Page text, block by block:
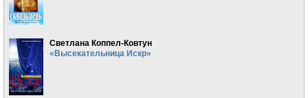
Светлана Коппел-Ковтун
«Высекательница Искр»